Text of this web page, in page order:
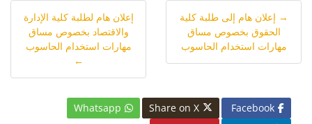
→ إعلان هام إلى طلبة كلية
الحقوق بخصوص مساق
مهارات استخدام الحاسوب
إعلان هام لطلبة كلية الإدارة
والاقتصاد بخصوص مساق
مهارات استخدام الحاسوب
←
Facebook
Share on X
Whatsapp